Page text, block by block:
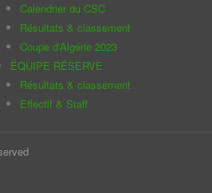
Calendrier du CSC
Résultats & classement
Coupe d'Algérie 2023
ÉQUIPE RÉSERVE
Résultats & classement
Effectif & Staff